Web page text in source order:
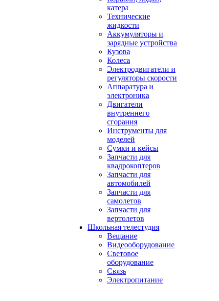
катера
Технические
жидкости
Аккумуляторы и
зарядные устройства
Кузова
Колеса
Электродвигатели и
регуляторы скорости
Аппаратура и
электроника
Двигатели
внутреннего
сгорания
Инструменты для
моделей
Сумки и кейсы
Запчасти для
квадрокоптеров
Запчасти для
автомобилей
Запчасти для
самолетов
Запчасти для
вертолетов
Школьная телестудия
Вещание
Видеооборудование
Световое
оборудование
Связь
Электропитание